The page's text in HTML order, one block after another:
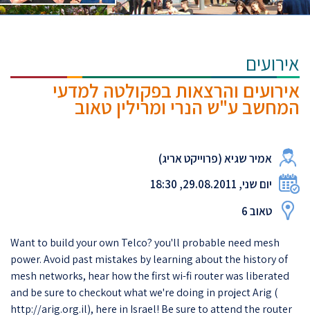
אירועים
אירועים והרצאות בפקולטה למדעי
המחשב ע"ש הנרי ומרילין טאוב
אמיר שגיא (פרוייקט אריג)
יום שני, 29.08.2011, 18:30
טאוב 6
Want to build your own Telco? you'll probable need mesh
power. Avoid past mistakes by learning about the history of
mesh networks, hear how the first wi-fi router was liberated
and be sure to checkout what we're doing in project Arig (
http://arig.org.il), here in Israel! Be sure to attend the router